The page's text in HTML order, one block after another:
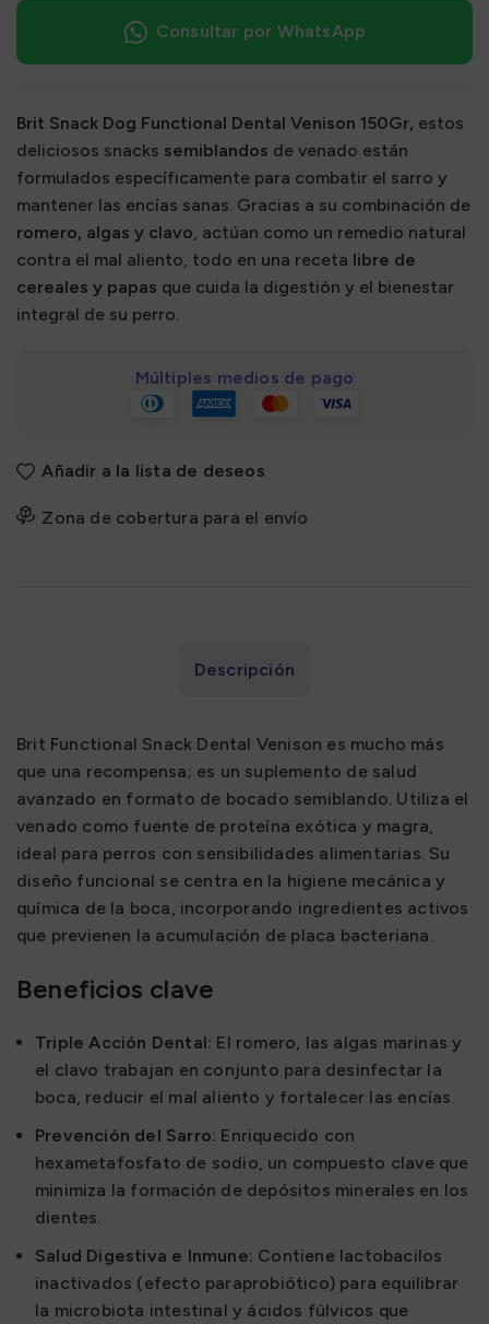
Consultar por WhatsApp
Brit Snack Dog Functional Dental Venison 150Gr, estos
deliciosos snacks semiblandos de venado están
formulados específicamente para combatir el sarro y
mantener las encías sanas. Gracias a su combinación de
romero, algas y clavo, actúan como un remedio natural
contra el mal aliento, todo en una receta libre de
cereales y papas que cuida la digestión y el bienestar
integral de su perro.
Múltiples medios de pago
Añadir a la lista de deseos
Zona de cobertura para el envío
Descripción
Brit Functional Snack Dental Venison es mucho más
que una recompensa; es un suplemento de salud
avanzado en formato de bocado semiblando. Utiliza el
venado como fuente de proteína exótica y magra,
ideal para perros con sensibilidades alimentarias. Su
diseño funcional se centra en la higiene mecánica y
química de la boca, incorporando ingredientes activos
que previenen la acumulación de placa bacteriana.
Beneficios clave
Triple Acción Dental: El romero, las algas marinas y
el clavo trabajan en conjunto para desinfectar la
boca, reducir el mal aliento y fortalecer las encías.
Prevención del Sarro: Enriquecido con
hexametafosfato de sodio, un compuesto clave que
minimiza la formación de depósitos minerales en los
dientes.
Salud Digestiva e Inmune: Contiene lactobacilos
inactivados (efecto paraprobiótico) para equilibrar
la microbiota intestinal y ácidos fúlvicos que